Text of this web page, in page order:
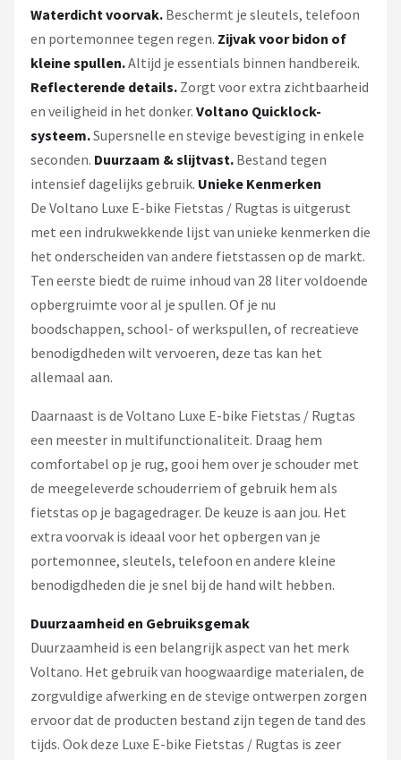
Waterdicht voorvak. Beschermt je sleutels, telefoon
en portemonnee tegen regen. Zijvak voor bidon of
kleine spullen.Altijd je essentials binnen handbereik.
Reflecterende details. Zorgt voor extra zichtbaarheid
en veiligheid in het donker. Voltano Quicklock-
systeem.Supersnelle en stevige bevestiging in enkele
seconden. Duurzaam & slijtvast. Bestand tegen
intensief dagelijks gebruik. Unieke Kenmerken
De Voltano Luxe E-bike Fietstas / Rugtas is uitgerust
met een indrukwekkende lijst van unieke kenmerken die
het onderscheiden van andere fietstassen op de markt.
Ten eerste biedt de ruime inhoud van 28 liter voldoende
opbergruimte voor al je spullen. Of je nu
boodschappen, school- of werkspullen, of recreatieve
benodigdheden wilt vervoeren, deze tas kan het
allemaal aan.
Daarnaast is de Voltano Luxe E-bike Fietstas / Rugtas
een meester in multifunctionaliteit. Draag hem
comfortabel op je rug, gooi hem over je schouder met
de meegeleverde schouderriem of gebruik hem als
fietstas op je bagagedrager. De keuze is aan jou. Het
extra voorvak is ideaal voor het opbergen van je
portemonnee, sleutels, telefoon en andere kleine
benodigdheden die je snel bij de hand wilt hebben.
Duurzaamheid en Gebruiksgemak
Duurzaamheid is een belangrijk aspect van het merk
Voltano. Het gebruik van hoogwaardige materialen, de
zorgvuldige afwerking en de stevige ontwerpen zorgen
ervoor dat de producten bestand zijn tegen de tand des
tijds. Ook deze Luxe E-bike Fietstas / Rugtas is zeer